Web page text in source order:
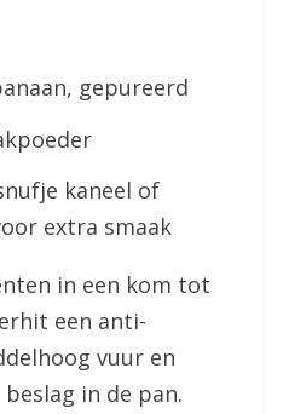
gepureerd
kaneel of
extra smaak
in een kom tot
een anti-
vuur en
in de pan.